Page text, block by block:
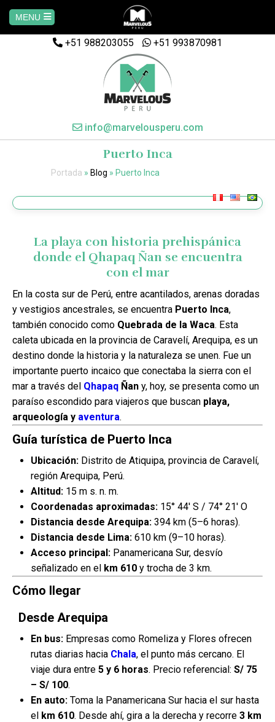
MENU
Home
AREQUIPA
MACHUPICCHU
MANU
Blog
Contactanos
+51 988203055 +51 993870981
info@marvelousperu.com
Puerto Inca
Portada » Blog » Puerto Inca
La playa con historia prehispánica
donde el Qhapaq Ñan se encuentra
con el mar
En la costa sur de Perú, entre acantilados, arenas doradas
y vestigios ancestrales, se encuentra Puerto Inca,
también conocido como Quebrada de la Waca. Esta
caleta ubicada en la provincia de Caravelí, Arequipa, es un
destino donde la historia y la naturaleza se unen. Fue un
importante puerto incaico que conectaba la sierra con el
mar a través del Qhapaq Ñan y, hoy, se presenta como un
paraíso escondido para viajeros que buscan playa,
arqueología y aventura.
Guía turística de Puerto Inca
Ubicación: Distrito de Atiquipa, provincia de Caravelí,
región Arequipa, Perú.
Altitud: 15 m s. n. m.
Coordenadas aproximadas: 15° 44′ S / 74° 21′ O
Distancia desde Arequipa: 394 km (5–6 horas).
Distancia desde Lima: 610 km (9–10 horas).
Acceso principal: Panamericana Sur, desvío
señalizado en el km 610 y trocha de 3 km.
Cómo llegar
Desde Arequipa
En bus: Empresas como Romeliza y Flores ofrecen
rutas diarias hacia Chala, el punto más cercano. El
viaje dura entre 5 y 6 horas. Precio referencial: S/ 75
– S/ 100.
En auto: Toma la Panamericana Sur hacia el sur hasta
el km 610. Desde ahí, gira a la derecha y recorre 3 km